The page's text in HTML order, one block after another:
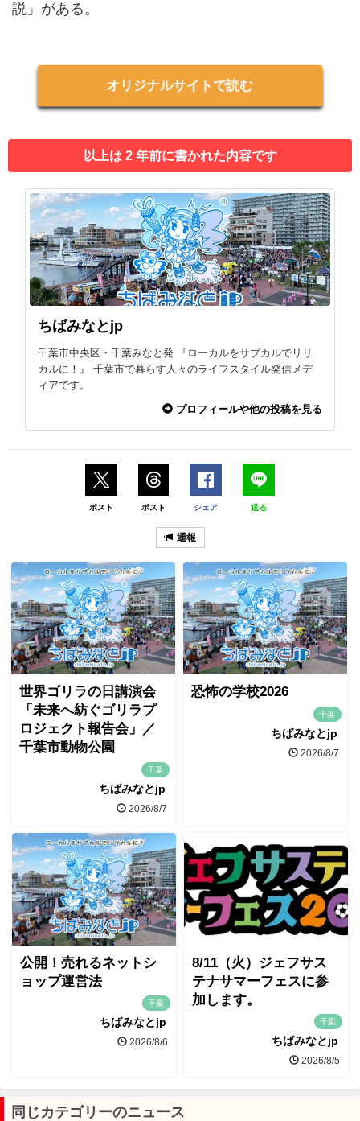
説」がある。
オリジナルサイトで読む
以上は 2 年前に書かれた内容です
ちばみなとjp
千葉市中央区・千葉みなと発 『ローカルをサブカルでリリ
カルに！』 千葉市で暮らす人々のライフスタイル発信メデ
ィアです。
プロフィールや他の投稿を見る
ポスト ポスト シェア 送る
通報
世界ゴリラの日講演会
「未来へ紡ぐゴリラプ
ロジェクト報告会」／
千葉市動物公園
千葉
ちばみなとjp
2026/8/7
恐怖の学校2026
千葉
ちばみなとjp
2026/8/7
公開！売れるネットシ
ョップ運営法
千葉
ちばみなとjp
2026/8/6
8/11（火）ジェフサス
テナサマーフェスに参
加します。
千葉
ちばみなとjp
2026/8/5
同じカテゴリーのニュース